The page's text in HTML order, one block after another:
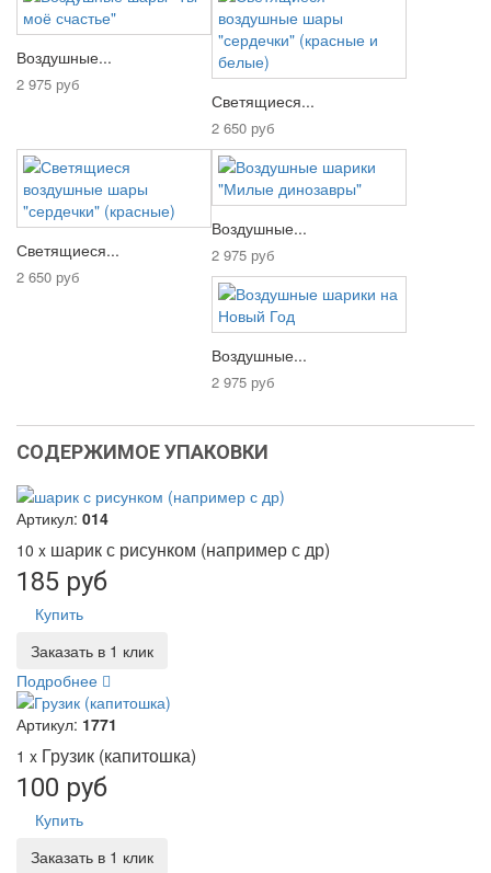
Воздушные...
2 975 руб
Светящиеся...
2 650 руб
Светящиеся...
2 650 руб
Воздушные...
2 975 руб
Воздушные...
2 975 руб
СОДЕРЖИМОЕ УПАКОВКИ
Артикул: 014
10 x шарик с рисунком (например с др)
185 руб
Купить
Заказать в 1 клик
Подробнее
Артикул: 1771
1 x Грузик (капитошка)
100 руб
Купить
Заказать в 1 клик